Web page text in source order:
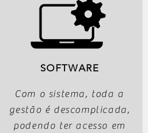
SOFTWARE
Com o sistema, toda a
gestão é descomplicada,
podendo ter acesso em